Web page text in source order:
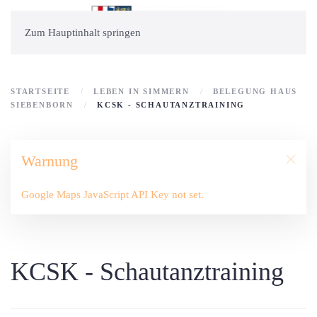
Zum Hauptinhalt springen
STARTSEITE LEBEN IN SIMMERN
BELEGUNG HAUS
SIEBENBORN
KCSK - SCHAUTANZTRAINING
Warnung
Google Maps JavaScript API Key not set.
KCSK - Schautanztraining